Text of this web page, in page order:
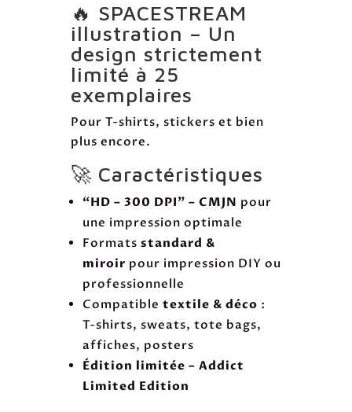
🔥 SPACESTREAM
illustration – Un
design strictement
limité à 25
exemplaires
Pour T-shirts, stickers et bien
plus encore.
🚀 Caractéristiques
“HD – 300 DPI” – CMJN pour
une impression optimale
Formats standard &
miroir pour impression DIY ou
professionnelle
Compatible textile & déco :
T-shirts, sweats, tote bags,
affiches, posters
Édition limitée – Addict
Limited Edition